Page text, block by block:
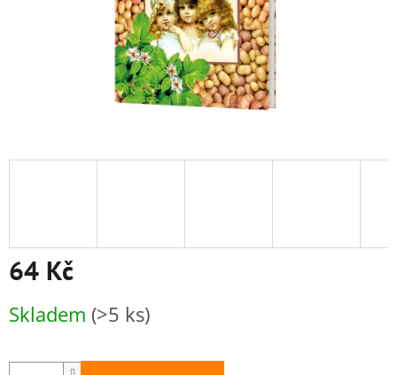
64 Kč
cena:
Skladem (>5 ks)